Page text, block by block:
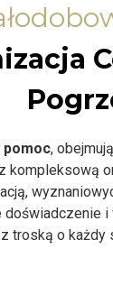
pomoc,
kompleksową
i
troską o każdy